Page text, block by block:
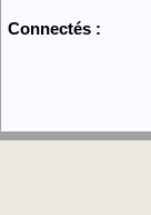
Connectés :